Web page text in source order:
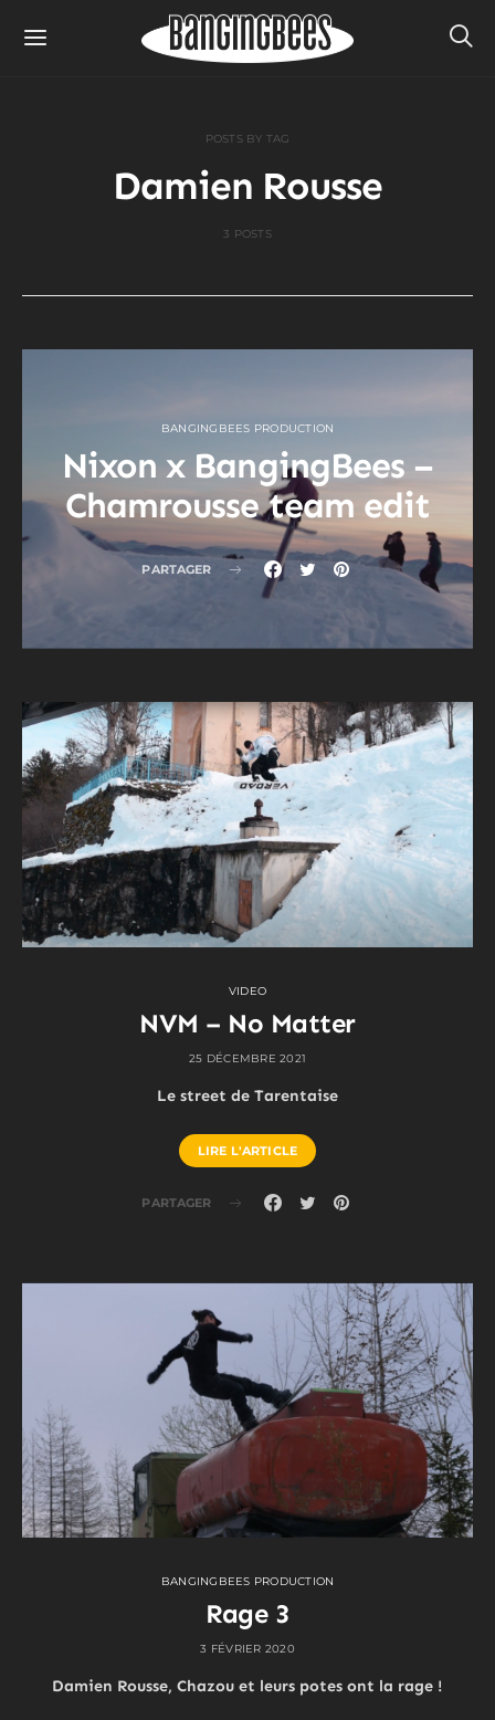
POSTS BY TAG
Damien Rousse
3 POSTS
BANGINGBEES PRODUCTION
Nixon x BangingBees –
Chamrousse team edit
PARTAGER
VIDEO
NVM – No Matter
25 DÉCEMBRE 2021
Le street de Tarentaise
LIRE L'ARTICLE
PARTAGER
BANGINGBEES PRODUCTION
Rage 3
3 FÉVRIER 2020
Damien Rousse, Chazou et leurs potes ont la rage !